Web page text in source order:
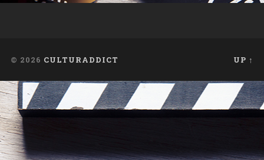
© 2026 CULTURADDICT UP ↑